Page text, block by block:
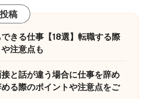
稿
きる仕事【18選】転職する際
注意点も
と話が違う場合に仕事を辞め
る際のポイントや注意点をご